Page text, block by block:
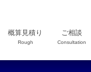
概算見積り
Rough
ご相談
Consultation